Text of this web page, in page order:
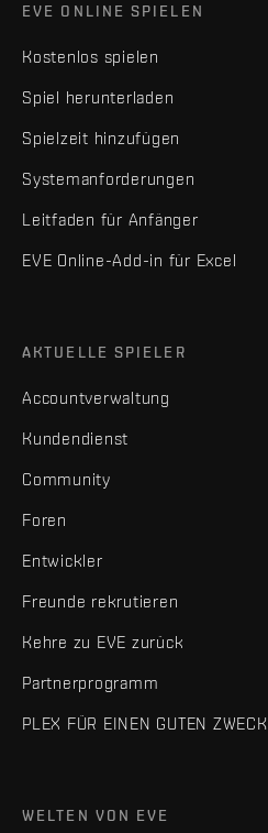
EVE ONLINE SPIELEN
Kostenlos spielen
Spiel herunterladen
Spielzeit hinzufügen
Systemanforderungen
Leitfaden für Anfänger
EVE Online-Add-in für Excel
AKTUELLE SPIELER
Accountverwaltung
Kundendienst
Community
Foren
Entwickler
Freunde rekrutieren
Kehre zu EVE zurück
Partnerprogramm
PLEX FÜR EINEN GUTEN ZWECK
WELTEN VON EVE